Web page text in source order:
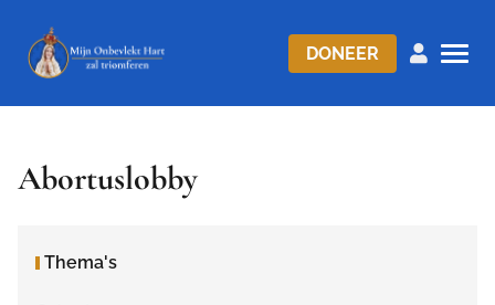
DONEER
Abortuslobby
Thema's